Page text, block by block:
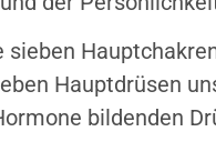
Hauptdrüsen
bildenden